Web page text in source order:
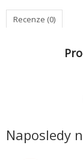
Recenze (0)
Naposledy